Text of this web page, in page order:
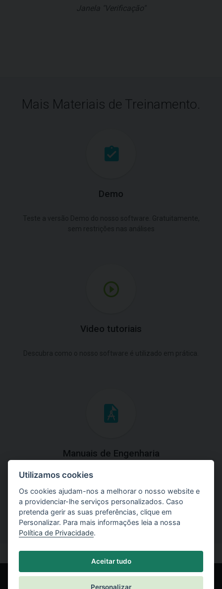
Janela "Verificação"
Mais Materiais de Treinamento.
Demo
Video tutoriais
Manuais de Engenharia
Baixe os manuais com explicações práticas e teóricas do
uso do software.
Utilizamos cookies
Os cookies ajudam-nos a melhorar o nosso website e
a providenciar-lhe serviços personalizados. Caso
pretenda gerir as suas preferências, clique em
Personalizar. Para mais informações leia a nossa
Política de Privacidade.
Aceitar tudo
Personalizar